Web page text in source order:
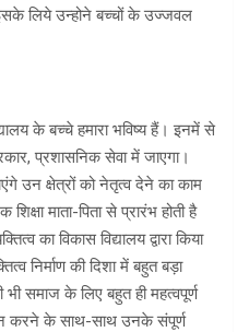
लिये उन्होने बच्चों के उज्जवल
के बच्चे हमारा भविष्य हैं। इनमें से
प्रशासनिक सेवा में जाएगा।
उन क्षेत्रों को नेतृत्व देने का काम
माता-पिता से प्रारंभ होती है
का विकास विद्यालय द्वारा किया
निर्माण की दिशा में बहुत बड़ा
भी समाज के लिए बहुत ही महत्वपूर्ण
करने के साथ-साथ उनके संपूर्ण